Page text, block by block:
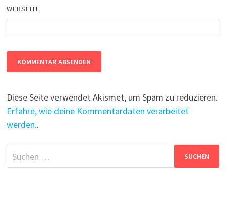
WEBSEITE
Diese Seite verwendet Akismet, um Spam zu reduzieren.
Erfahre, wie deine Kommentardaten verarbeitet
werden..
Suchen
nach: